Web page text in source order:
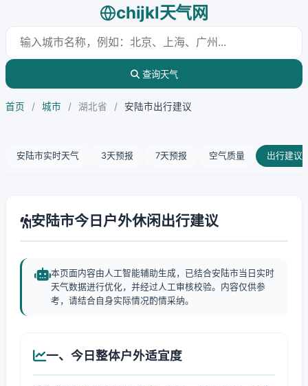
chijkl天气网
查询天气
首页 / 城市 / 湖北省 / 安陆市出行建议
安陆市实时天气 3天预报 7天预报 空气质量 出行建议
安陆市今日户外休闲出行建议
本页面内容由人工智能辅助生成，已结合安陆市当日实时
天气数据进行优化，并经过人工审核校验。内容仅供参
考，请结合自身实际情况酌情采纳。
一、今日整体户外适宜度